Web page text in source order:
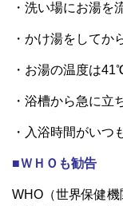
・洗い場にお湯を
・かけ湯をしてか
・お湯の温度は
・浴槽から急に立
・入浴時間がいつ
■ＷＨＯも勧告
WHO（世界保健